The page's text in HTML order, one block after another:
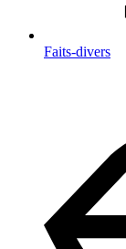
Faits-divers